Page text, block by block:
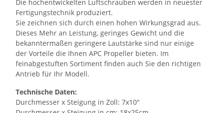
Die hochentwickelten Luftschrauben werden in neuester
Fertigungstechnik produziert.
Sie zeichnen sich durch einen hohen Wirkungsgrad aus.
Dieses Mehr an Leistung, geringes Gewicht und die
bekanntermaßen geringere Lautstärke sind nur einige
der Vorteile die Ihnen APC Propeller bieten. Im
feinabgestuften Sortiment finden auch Sie den richtigen
Antrieb für Ihr Modell.
Technische Daten:
Durchmesser x Steigung in Zoll: 7x10"